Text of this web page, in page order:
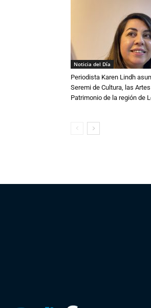
Noticia del Día
Periodista Karen Lindh
Seremi de Cultura, las Artes
Patrimonio de la región de